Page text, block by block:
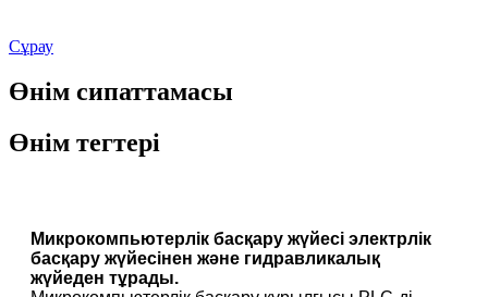
Сұрау
Өнім сипаттамасы
Өнім тегтері
Микрокомпьютерлік басқару жүйесі электрлік
басқару жүйесінен және гидравликалық
жүйеден тұрады.